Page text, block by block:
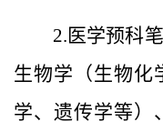
2.医学预科
生物学（生物化
学、遗传学等）